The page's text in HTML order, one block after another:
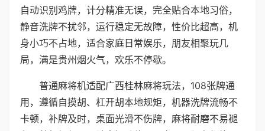
自动识别鸡牌，计分精准无误，完全贴合本地习俗，
静音洗牌不扰邻，运行稳定无故障，性价比超高，机
身小巧不占地，适合家庭日常娱乐，朋友相聚玩几
局，满是贵州烟火气，欢乐不停歇。
普通麻将机适配广西桂林麻将玩法，108张牌通
用，遵循自摸胡、杠开胡本地规矩，机器洗牌流畅不
卡顿，补牌及时，桌面光滑不伤牌，麻将耐磨不易褪